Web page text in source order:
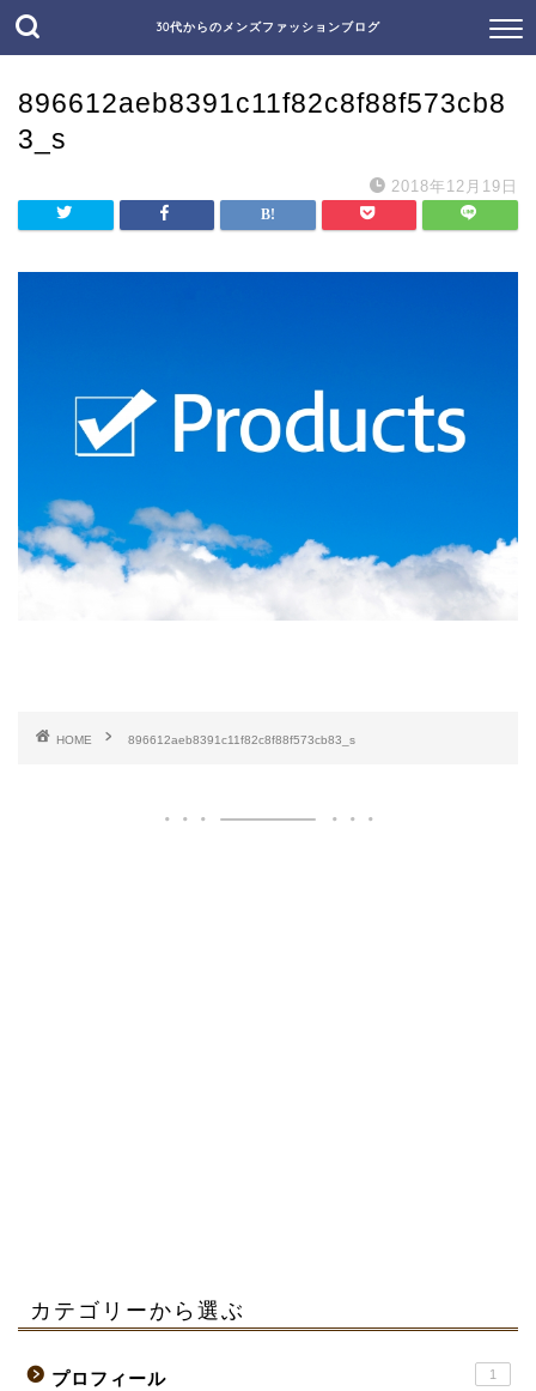
30代からのメンズファッションブログ
896612aeb8391c11f82c8f88f573cb8
3_s
2018年12月19日
HOME 896612aeb8391c11f82c8f88f573cb83_s
カテゴリーから選ぶ
プロフィール 1